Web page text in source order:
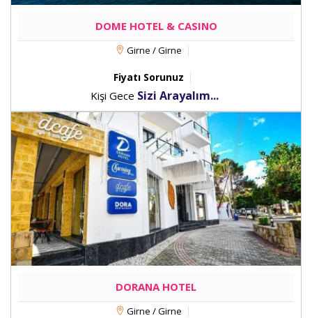
DOME HOTEL & CASINO
Girne / Girne
Fiyatı Sorunuz
Kişi Gece Sizi Arayalım...
DORANA HOTEL
Girne / Girne